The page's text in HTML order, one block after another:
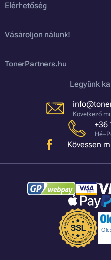
Elérhetőség
Vásároljon nálunk!
TonerPartners.hu
Legyünk
Következő
+36
Kövessen